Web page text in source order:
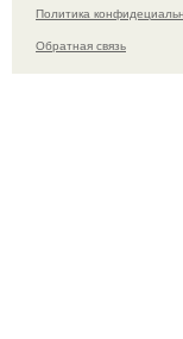
Политика
Обратная связь